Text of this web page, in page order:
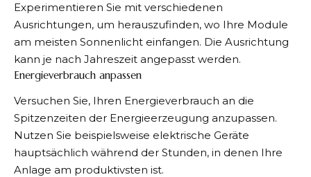
Experimentieren Sie mit verschiedenen
Ausrichtungen, um herauszufinden, wo Ihre Module
am meisten Sonnenlicht einfangen. Die Ausrichtung
kann je nach Jahreszeit angepasst werden.
Energieverbrauch anpassen
Versuchen Sie, Ihren Energieverbrauch an die
Spitzenzeiten der Energieerzeugung anzupassen.
Nutzen Sie beispielsweise elektrische Geräte
hauptsächlich während der Stunden, in denen Ihre
Anlage am produktivsten ist.